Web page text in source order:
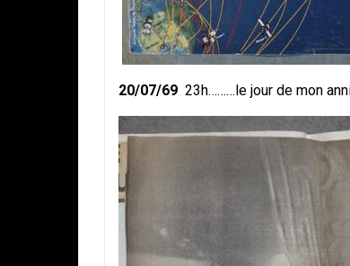
20/07/69 23h………le jour de mon